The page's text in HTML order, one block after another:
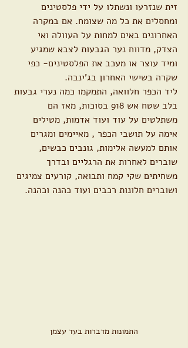
זית שנזרעו ונשתלו על ידי פלסטינים
ומחסלים את כל מה שצומח. אם במקרה
האחרונים באים למחות על העוולה ואי
הצדק, מדווח נער הגבעות לצבא שמגיע
ומיד עוצר או מעכב את הפלסטינים- כפי
שקרה בשישי האחרון בג'ינבה.
ליד הכפר חלוואה, התמקמו כמה נערי גבעות
בלב שטח אש 918 בסוכות, מאז הם
משתלטים על עוד ועוד אדמות, מטילים
אימה על תושבי הכפר , מאיימים ומגרים
אותם למעשה אלימות, גונבים כבשים,
שוברים לאחרות את הרגליים ובדרך
משחיתים שקי קמח ותבואה, קורעים צמיגים
ושוברים חלונות רכבים ועוד כהנה וכהנה.
התמונות מדברות בעד עצמן